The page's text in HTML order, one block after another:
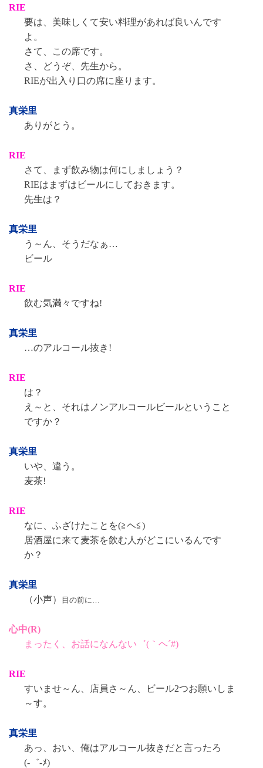
RIE
要は、美味しくて安い料理があれば良いんです
よ。
さて、この席です。
さ、どうぞ、先生から。
RIEが出入り口の席に座ります。
真栄里
ありがとう。
RIE
さて、まず飲み物は何にしましょう？
RIEはまずはビールにしておきます。
先生は？
真栄里
う～ん、そうだなぁ…
ビール
RIE
飲む気満々ですね!
真栄里
…のアルコール抜き!
RIE
は？
え～と、それはノンアルコールビールということ
ですか？
真栄里
いや、違う。
麦茶!
RIE
なに、ふざけたことを(≧ヘ≦)
居酒屋に来て麦茶を飲む人がどこにいるんです
か？
真栄里
（小声）
目の前に…
心中(R)
まったく、お話になんない゛(｀ヘ´#)
RIE
すいませ～ん、店員さ～ん、ビール2つお願いしま
～す。
真栄里
あっ、おい、俺はアルコール抜きだと言ったろ
(-゛-ﾒ)